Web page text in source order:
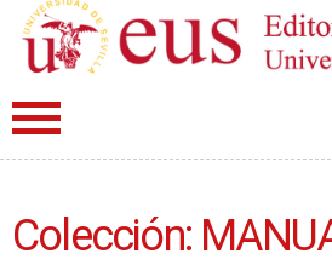
Colección: